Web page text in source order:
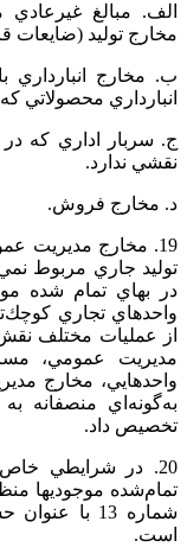
الف. مبالغ‌
مخارج‌ توليد (ضايعات‌
ب‌. مخارج‌ انبارداري‌
انبارداري‌ محصولاتي‌
ج‌. سربار اداري‌ كه‌
نقشي‌ ندارد.
د. مخارج‌ فروش‌.
19. مخارج‌ مديريت‌
توليد جاري‌ مربوط‌
در بهاي‌ تمام‌ شده‌
واحدهاي‌ تجاري‌
از عمليات‌ مختلف‌
مديريت‌ عمومي‌،
واحدهايي‌، مخارج‌
به‌گونه‌اي‌ منصفانه‌
تخصيص‌ داد.
20. در شرايطي‌
تمام‌شده‌ موجوديها
شماره‌ 13
است‌.